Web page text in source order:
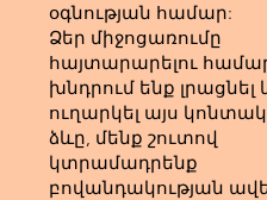
օգնության համար:
Ձեր միջոցառումը
հայտարարելու
խնդրում ենք լրացնել
ուղարկել այս
ձևը, մենք շուտով
կտրամադրենք
բովանդակության